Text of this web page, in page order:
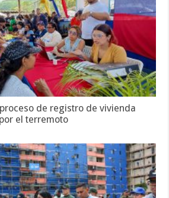
de registro de vivienda
el terremoto